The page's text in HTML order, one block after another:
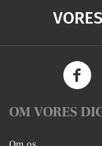
VORES
OM VORES